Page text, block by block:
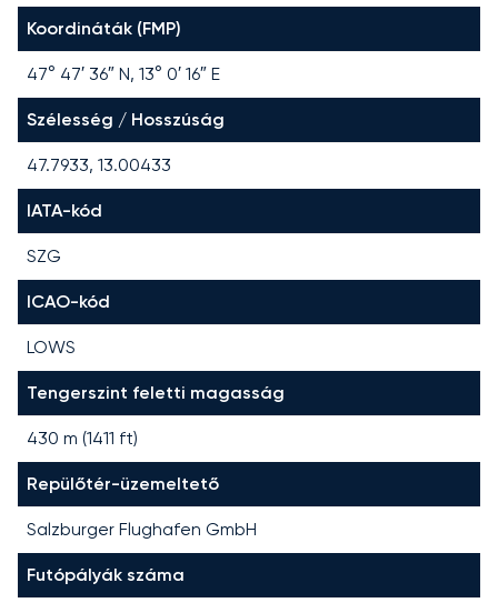
Koordináták (FMP)
47° 47′ 36″ N, 13° 0′ 16″ E
Szélesség / Hosszúság
47.7933, 13.00433
IATA-kód
SZG
ICAO-kód
LOWS
Tengerszint feletti magasság
430 m (1411 ft)
Repülőtér-üzemeltető
Salzburger Flughafen GmbH
Futópályák száma